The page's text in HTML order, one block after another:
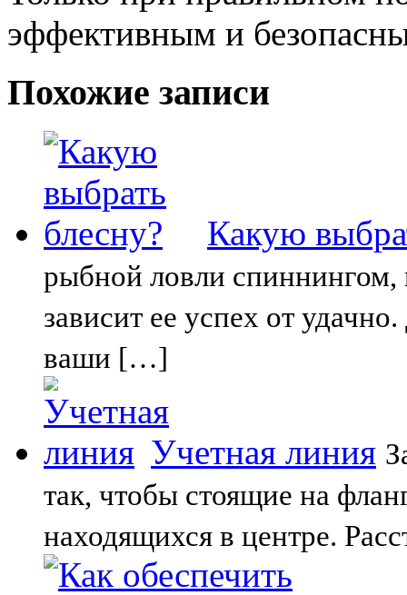
эффективным и
Похожие записи
Какую
рыбной ловли спиннингом,
зависит ее успех от
ваши […]
Учетная линия
так, чтобы стоящие на
находящихся в центре.